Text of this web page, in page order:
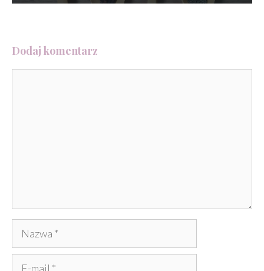
Dodaj komentarz
Nazwa